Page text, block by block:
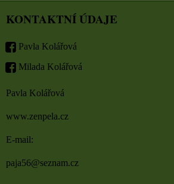
KONTAKTNÍ ÚDAJE
Pavla Kolářová
Milada Kolářová
Pavla Kolářová
www.zenpela.cz
E-mail:
paja56@seznam.cz